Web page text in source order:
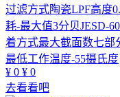
过滤方式陶瓷LPF高度
耗-最大值3分贝JESD-
着方式最大截面数七部
最低工作温度-55摄氏度
¥ 0 ¥ 0
去看看吧